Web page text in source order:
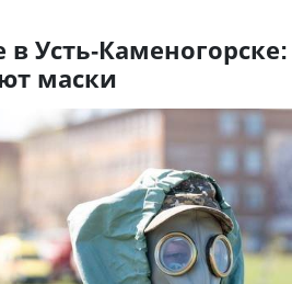
в Усть-
маски